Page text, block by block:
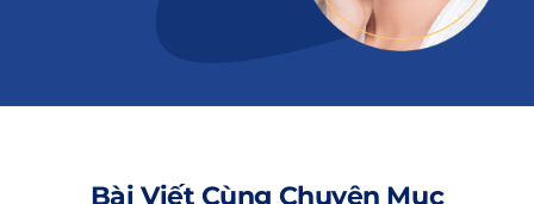
20mm) ở vị trí góc trong mắt không có nếp mí.
thực hiện phương pháp này hay không, vì
Tạo nếp mí tự nhiên:Tùy tình trạng mí mắt
Bài Viết Cùng Chuyên Mục